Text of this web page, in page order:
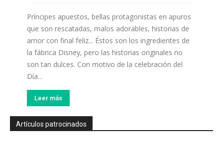
Príncipes apuestos, bellas protagonistas en apuros
que son rescatadas, malos adorables, historias de
amor con final feliz... Éstos son los ingredientes de
la fábrica Disney, pero las historias originales no
son tan dulces. Con motivo de la celebración del
Día...
Leer más
Artículos patrocinados